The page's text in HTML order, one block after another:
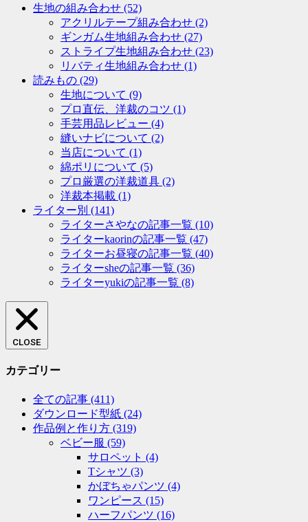
生地の組み合わせ (52)
アクリルテープ組み合わせ (2)
ギンガム生地組み合わせ (27)
ストライプ生地組み合わせ (23)
リバティ生地組み合わせ (1)
読みもの (29)
生地について (9)
プロ直伝、洋裁のコツ (1)
手芸用品レビュー (4)
縫いナビについて (2)
当店について (1)
綿ポリについて (5)
プロ厳選の洋裁道具 (2)
洋裁本掲載 (1)
ライター別 (141)
ライターさやなの記事一覧 (10)
ライターkaorinの記事一覧 (47)
ライターお昼寝の記事一覧 (40)
ライターsheの記事一覧 (36)
ライターyukiの記事一覧 (8)
CLOSE
カテゴリー
全ての記事 (411)
ダウンロード型紙 (24)
作品例と作り方 (319)
ベビー服 (59)
サロペット (4)
Tシャツ (3)
かぼちゃパンツ (4)
ワンピース (15)
ハーフパンツ (16)